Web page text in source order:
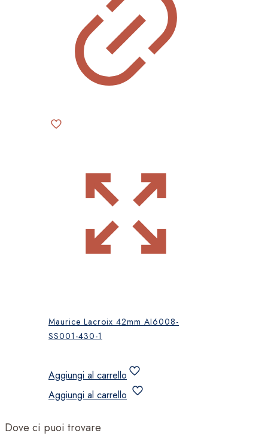
Maurice Lacroix 42mm AI6008-
SS001-430-1
Aggiungi al carrello
Aggiungi al carrello
Dove ci puoi trovare